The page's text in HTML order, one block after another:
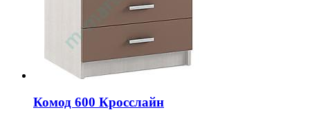
Комод 600 Кросслайн